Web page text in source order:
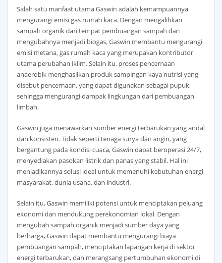
Salah satu manfaat utama Gaswin adalah kemampuannya
mengurangi emisi gas rumah kaca. Dengan mengalihkan
sampah organik dari tempat pembuangan sampah dan
mengubahnya menjadi biogas, Gaswin membantu mengurangi
emisi metana, gas rumah kaca yang merupakan kontributor
utama perubahan iklim. Selain itu, proses pencernaan
anaerobik menghasilkan produk sampingan kaya nutrisi yang
disebut pencernaan, yang dapat digunakan sebagai pupuk,
sehingga mengurangi dampak lingkungan dari pembuangan
limbah.
Gaswin juga menawarkan sumber energi terbarukan yang andal
dan konsisten. Tidak seperti tenaga surya dan angin, yang
bergantung pada kondisi cuaca, Gaswin dapat beroperasi 24/7,
menyediakan pasokan listrik dan panas yang stabil. Hal ini
menjadikannya solusi ideal untuk memenuhi kebutuhan energi
masyarakat, dunia usaha, dan industri.
Selain itu, Gaswin memiliki potensi untuk menciptakan peluang
ekonomi dan mendukung perekonomian lokal. Dengan
mengubah sampah organik menjadi sumber daya yang
berharga, Gaswin dapat membantu mengurangi biaya
pembuangan sampah, menciptakan lapangan kerja di sektor
energi terbarukan, dan merangsang pertumbuhan ekonomi di